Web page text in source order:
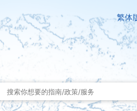
繁体